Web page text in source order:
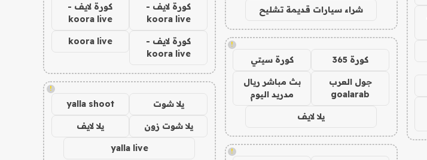
شراء سيارات قديمة تشليح
!
كورة 365 كورة سيتي
جول العرب
goalarab
بث مباشر ريال
مدريد اليوم
يلا لايف
!
كورة لايف -
koora live
كورة لايف -
koora live
كورة لايف -
koora live
koora live
!
يلا شوت yalla shoot
يلا شوت زون يلا لايف
yalla live